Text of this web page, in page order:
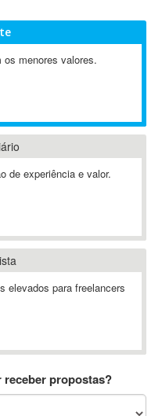
os menores valores.
de experiência e valor.
elevados para freelancers
receber propostas?